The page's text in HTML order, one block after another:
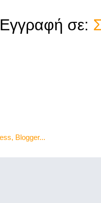
Εγγραφή σε: